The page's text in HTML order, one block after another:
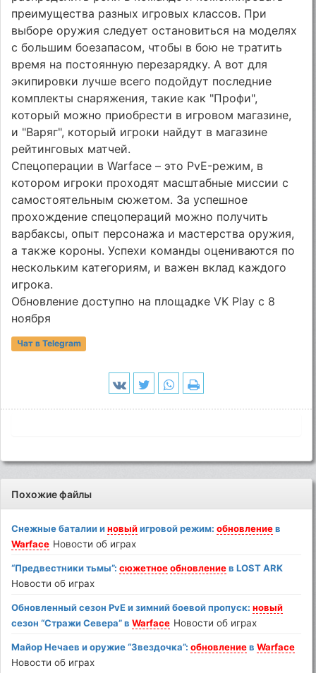
преимущества разных игровых классов. При
выборе оружия следует остановиться на моделях
с большим боезапасом, чтобы в бою не тратить
время на постоянную перезарядку. А вот для
экипировки лучше всего подойдут последние
комплекты снаряжения, такие как "Профи",
который можно приобрести в игровом магазине,
и "Варяг", который игроки найдут в магазине
рейтинговых матчей.
Спецоперации в Warface – это PvE-режим, в
котором игроки проходят масштабные миссии с
самостоятельным сюжетом. За успешное
прохождение спецопераций можно получить
варбаксы, опыт персонажа и мастерства оружия,
а также короны. Успехи команды оцениваются по
нескольким категориям, и важен вклад каждого
игрока.
Обновление доступно на площадке VK Play с 8
ноября
Чат в Telegram
Похожие файлы
Снежные баталии иновыйигровой режим:обновлениев
Warface Новости об играх
“Предвестники тьмы”:сюжетное обновлениев LOST ARK
Новости об играх
Обновленный сезон PvE и зимний боевой пропуск:новый
сезон “Стражи Севера” вWarface Новости об играх
Майор Нечаев и оружие “Звездочка”:обновлениевWarface
Новости об играх